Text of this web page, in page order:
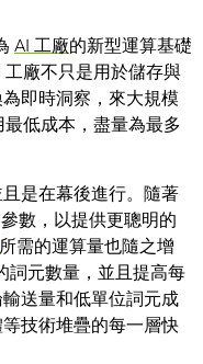
AI 工廠的新型運算基礎
廠不只是用於儲存與
即時洞察，來大規模
低成本，盡量為最多
是在幕後進行。隨著
數，以提供更聰明的
所需的運算量也隨之增
詞元數量，並且提高每
送量和低單位詞元成
技術堆疊的每一層快